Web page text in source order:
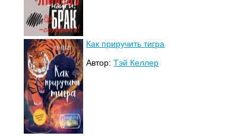
Как приручить тигра
Автор:Тэй Келлер